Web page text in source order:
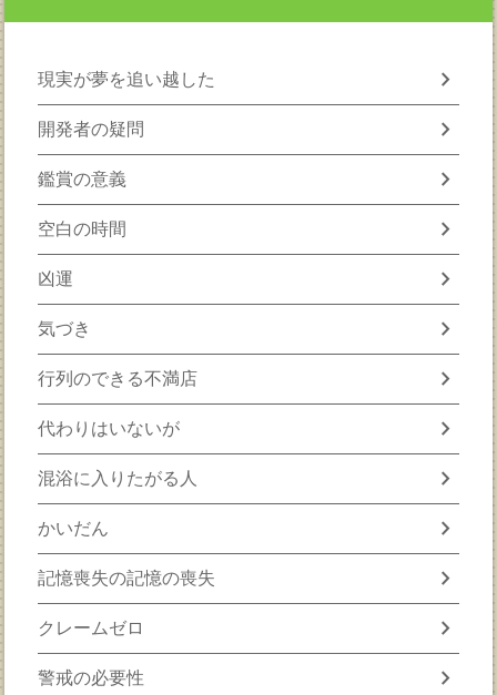
現実が夢を追い越した chevron_right
開発者の疑問 chevron_right
鑑賞の意義 chevron_right
空白の時間 chevron_right
凶運 chevron_right
気づき chevron_right
行列のできる不満店 chevron_right
代わりはいないが chevron_right
混浴に入りたがる人 chevron_right
かいだん chevron_right
記憶喪失の記憶の喪失 chevron_right
クレームゼロ chevron_right
警戒の必要性 chevron_right